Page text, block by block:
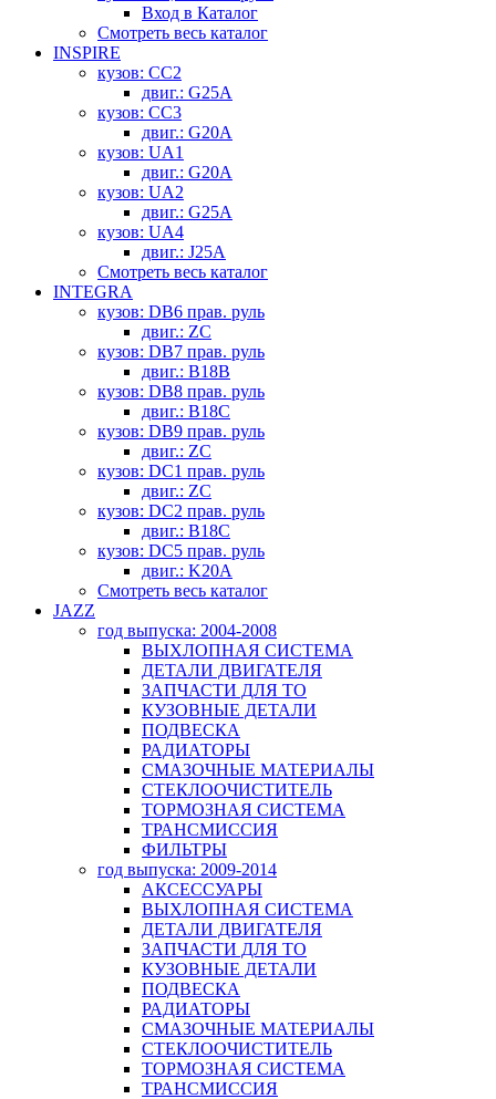
Вход в Каталог
Смотреть весь каталог
INSPIRE
кузов: CC2
двиг.: G25A
кузов: CC3
двиг.: G20A
кузов: UA1
двиг.: G20A
кузов: UA2
двиг.: G25A
кузов: UA4
двиг.: J25A
Смотреть весь каталог
INTEGRA
кузов: DB6 прав. руль
двиг.: ZC
кузов: DB7 прав. руль
двиг.: B18B
кузов: DB8 прав. руль
двиг.: B18C
кузов: DB9 прав. руль
двиг.: ZC
кузов: DC1 прав. руль
двиг.: ZC
кузов: DC2 прав. руль
двиг.: B18C
кузов: DC5 прав. руль
двиг.: K20A
Смотреть весь каталог
JAZZ
год выпуска: 2004-2008
ВЫХЛОПНАЯ СИСТЕМА
ДЕТАЛИ ДВИГАТЕЛЯ
ЗАПЧАСТИ ДЛЯ ТО
КУЗОВНЫЕ ДЕТАЛИ
ПОДВЕСКА
РАДИАТОРЫ
СМАЗОЧНЫЕ МАТЕРИАЛЫ
СТЕКЛООЧИСТИТЕЛЬ
ТОРМОЗНАЯ СИСТЕМА
ТРАНСМИССИЯ
ФИЛЬТРЫ
год выпуска: 2009-2014
АКСЕССУАРЫ
ВЫХЛОПНАЯ СИСТЕМА
ДЕТАЛИ ДВИГАТЕЛЯ
ЗАПЧАСТИ ДЛЯ ТО
КУЗОВНЫЕ ДЕТАЛИ
ПОДВЕСКА
РАДИАТОРЫ
СМАЗОЧНЫЕ МАТЕРИАЛЫ
СТЕКЛООЧИСТИТЕЛЬ
ТОРМОЗНАЯ СИСТЕМА
ТРАНСМИССИЯ